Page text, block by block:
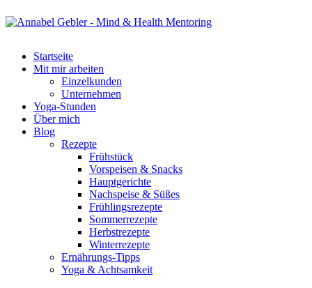
Startseite
Mit mir arbeiten
Einzelkunden
Unternehmen
Yoga-Stunden
Über mich
Blog
Rezepte
Frühstück
Vorspeisen & Snacks
Hauptgerichte
Nachspeise & Süßes
Frühlingsrezepte
Sommerrezepte
Herbstrezepte
Winterrezepte
Ernährungs-Tipps
Yoga & Achtsamkeit